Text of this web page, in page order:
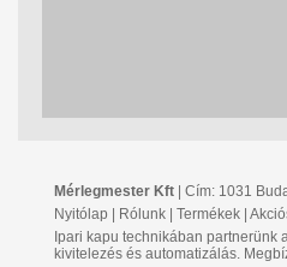
Mérlegmester Kft | Cím: 1031
Nyitólap
Rólunk Termékek
Ipari kapu technikában partnerünk
kivitelezés és automatizálás.